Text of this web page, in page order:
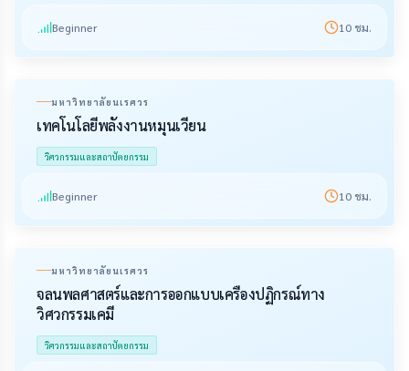
Beginner 10 ชม.
มหาวิทยาลัยนเรศวร
เทคโนโลยีพลังงานหมุนเวียน
วิศวกรรมและสถาปัตยกรรม
Beginner 10 ชม.
มหาวิทยาลัยนเรศวร
จลนพลศาสตร์และการออกแบบเครื่องปฏิกรณ์ทาง
วิศวกรรมเคมี
วิศวกรรมและสถาปัตยกรรม